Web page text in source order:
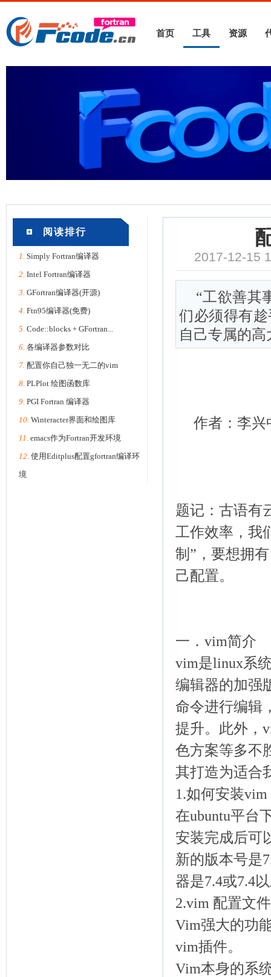
首页 工具 资源
阅读排行
1. Simply Fortran编译器
2. Intel Fortran编译器
3. GFortran编译器(开源)
4. Ftn95编译器(免费)
5. Code::blocks + GFortran...
6. 各编译器参数对比
7. 配置你自己独一无二的vim
8. PLPlot 绘图函数库
9. PGI Fortran 编译器
10. Winteracter界面和绘图库
11. emacs作为Fortran开发环境
12. 使用Editplus配置gfortran编译环
境
2017-12-15
“工欲善其
们必须得有
自己专属的
作者：李兴
题记：古语有
工作效率，我
制”，要想拥
己配置。
一．vim简介
vim是linux系
编辑器的加强
命令进行编辑
提升。此外，
色方案等多不
其打造为适合
1.如何安装vim
在ubuntu平台
安装完成后可
新的版本号是
器是7.4或7.4
2.vim 配置文
Vim强大的功
vim插件。
Vim本身的系